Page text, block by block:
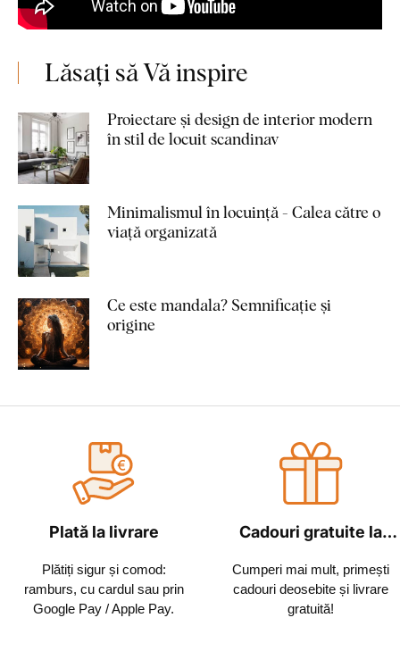
Lăsați să Vă inspire
Proiectare și design de interior modern
în stil de locuit scandinav
Minimalismul în locuință - Calea către o
viață organizată
Ce este mandala? Semnificație și
origine
Plată la livrare
Plătiți sigur și comod:
ramburs, cu cardul sau prin
Google Pay / Apple Pay.
Cadouri gratuite la
Cumperi mai mult, primești
cadouri deosebite și livrare
gratuită!